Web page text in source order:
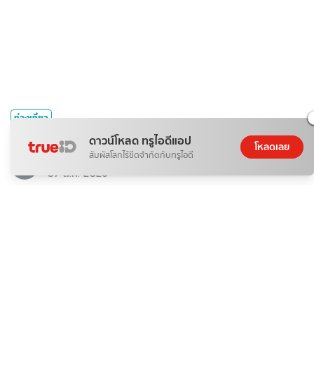
ท่องเที่ยว
กราบขอพรสิ่งศักดิ์สิทธิ์ "วัดสาลวัน" จ.นครปฐม
เก็บเรื่องมาเล่า โดยหนุ่ม-สุทน
07 ส.ค. 2026
ดาวน์โหลด ทรูไอดีแอป
สัมผัสโลกไร้ขีดจำกัดกับทรูไอดี
โหลดเลย